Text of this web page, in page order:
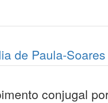
de Paula-Soares
conjugal